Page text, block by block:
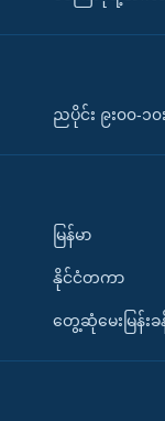
ညပိုင်း ၉း၀၀-၁၀
မြန်မာ
နိုင်ငံတကာ
တွေ့ဆုံမေးမြန်းခ